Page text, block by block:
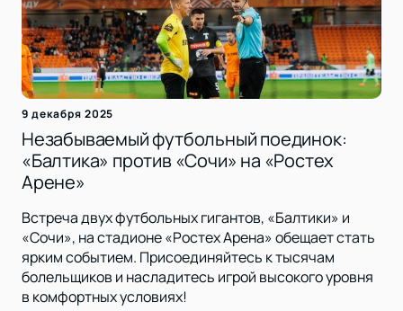
9 декабря 2025
Незабываемый футбольный поединок:
«Балтика» против «Сочи» на «Ростех
Арене»
Встреча двух футбольных гигантов, «Балтики» и
«Сочи», на стадионе «Ростех Арена» обещает стать
ярким событием. Присоединяйтесь к тысячам
болельщиков и насладитесь игрой высокого уровня
в комфортных условиях!